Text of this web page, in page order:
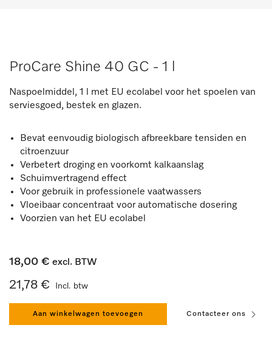
ProCare Shine 40 GC - 1 l
Naspoelmiddel, 1 l met EU ecolabel voor het spoelen van
serviesgoed, bestek en glazen.
Bevat eenvoudig biologisch afbreekbare tensiden en
citroenzuur
Verbetert droging en voorkomt kalkaanslag
Schuimvertragend effect
Voor gebruik in professionele vaatwassers
Vloeibaar concentraat voor automatische dosering
Voorzien van het EU ecolabel
18,00 € excl. BTW
21,78 € Incl. btw
Aan winkelwagen toevoegen Contacteer ons